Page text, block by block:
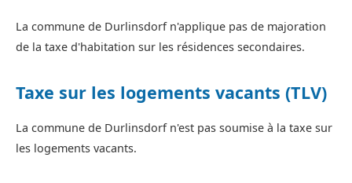
La commune de Durlinsdorf n'applique pas de majoration
de la taxe d'habitation sur les résidences secondaires.
Taxe sur les logements vacants (TLV)
La commune de Durlinsdorf n'est pas soumise à la taxe sur
les logements vacants.